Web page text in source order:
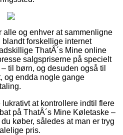
alle og enhver at sammenligne
forskellige internet
ThatÂ´s Mine online
salgspriserne på specielt
til børn, og desuden også til
og endda nogle gange
at kontrollere indtil flere
på ThatÂ´s Mine Køletaske –
køber, således at man er tryg
pris.